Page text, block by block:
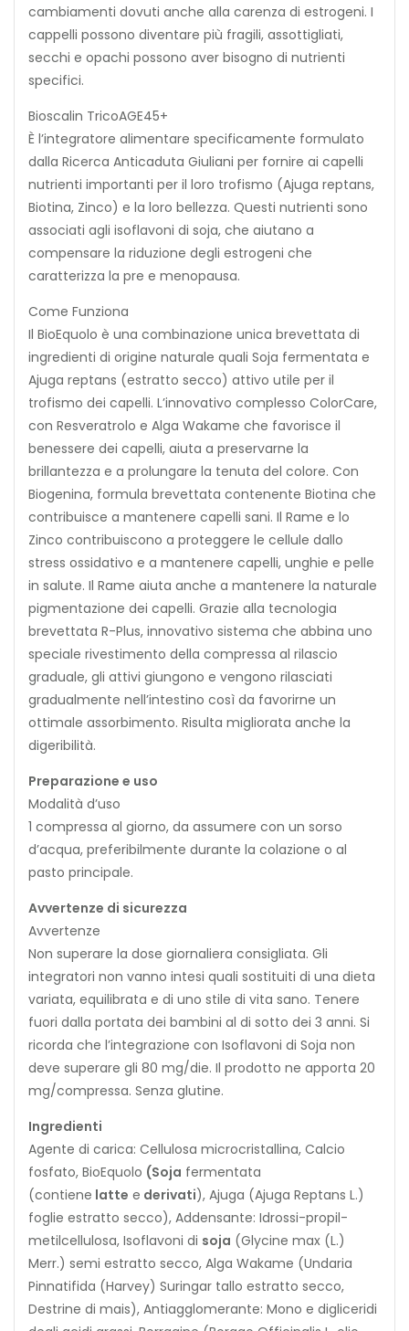
cambiamenti dovuti anche alla carenza di estrogeni. I
cappelli possono diventare più fragili, assottigliati,
secchi e opachi possono aver bisogno di nutrienti
specifici.
Bioscalin TricoAGE45+
È l’integratore alimentare specificamente formulato
dalla Ricerca Anticaduta Giuliani per fornire ai capelli
nutrienti importanti per il loro trofismo (Ajuga reptans,
Biotina, Zinco) e la loro bellezza. Questi nutrienti sono
associati agli isoflavoni di soja, che aiutano a
compensare la riduzione degli estrogeni che
caratterizza la pre e menopausa.
Come Funziona
Il BioEquolo è una combinazione unica brevettata di
ingredienti di origine naturale quali Soja fermentata e
Ajuga reptans (estratto secco) attivo utile per il
trofismo dei capelli. L’innovativo complesso ColorCare,
con Resveratrolo e Alga Wakame che favorisce il
benessere dei capelli, aiuta a preservarne la
brillantezza e a prolungare la tenuta del colore. Con
Biogenina, formula brevettata contenente Biotina che
contribuisce a mantenere capelli sani. Il Rame e lo
Zinco contribuiscono a proteggere le cellule dallo
stress ossidativo e a mantenere capelli, unghie e pelle
in salute. Il Rame aiuta anche a mantenere la naturale
pigmentazione dei capelli. Grazie alla tecnologia
brevettata R-Plus, innovativo sistema che abbina uno
speciale rivestimento della compressa al rilascio
graduale, gli attivi giungono e vengono rilasciati
gradualmente nell’intestino così da favorirne un
ottimale assorbimento. Risulta migliorata anche la
digeribilità.
Preparazione e uso
Modalità d’uso
1 compressa al giorno, da assumere con un sorso
d’acqua, preferibilmente durante la colazione o al
pasto principale.
Avvertenze di sicurezza
Avvertenze
Non superare la dose giornaliera consigliata. Gli
integratori non vanno intesi quali sostituiti di una dieta
variata, equilibrata e di uno stile di vita sano. Tenere
fuori dalla portata dei bambini al di sotto dei 3 anni. Si
ricorda che l’integrazione con Isoflavoni di Soja non
deve superare gli 80 mg/die. Il prodotto ne apporta 20
mg/compressa. Senza glutine.
Ingredienti
Agente di carica: Cellulosa microcristallina, Calcio
fosfato, BioEquolo (Soja fermentata
(contiene latte e derivati), Ajuga (Ajuga Reptans L.)
foglie estratto secco), Addensante: Idrossi-propil-
metilcellulosa, Isoflavoni di soja (Glycine max (L.)
Merr.) semi estratto secco, Alga Wakame (Undaria
Pinnatifida (Harvey) Suringar tallo estratto secco,
Destrine di mais), Antiagglomerante: Mono e digliceridi